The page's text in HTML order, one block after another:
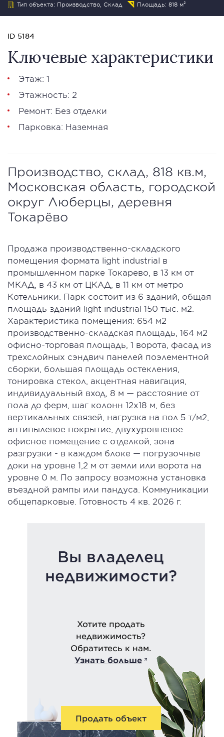
Тип объекта: Производство, Склад Площадь: 818 м²
ID 5184
Ключевые характеристики
Этаж: 1
Этажность: 2
Ремонт: Без отделки
Парковка: Наземная
Производство, склад, 818 кв.м,
Московская область, городской
округ Люберцы, деревня
Токарёво
Продажа производственно-складского
помещения формата light industrial в
промышленном парке Токарево, в 13 км от
МКАД, в 43 км от ЦКАД, в 11 км от метро
Котельники. Парк состоит из 6 зданий, общая
площадь зданий light industrial 150 тыс. м2.
Характеристика помещения: 654 м2
производственно-складская площадь, 164 м2
офисно-торговая площадь, 1 ворота, фасад из
трехслойных сэндвич панелей поэлементной
сборки, большая площадь остекления,
тонировка стекол, акцентная навигация,
индивидуальный вход, 8 м — расстояние от
пола до ферм, шаг колонн 12х18 м, без
вертикальных связей, нагрузка на пол 5 т/м2,
антипылевое покрытие, двухуровневое
офисное помещение с отделкой, зона
разгрузки - в каждом блоке — погрузочные
доки на уровне 1,2 м от земли или ворота на
уровне 0 м. По запросу возможна установка
въездной рампы или пандуса. Коммуникации
общепарковые. Готовность 4 кв. 2026 г.
Вы владелец
недвижимости?
Хотите продать
недвижимость?
Обратитесь к нам.
Узнать больше
Продать объект